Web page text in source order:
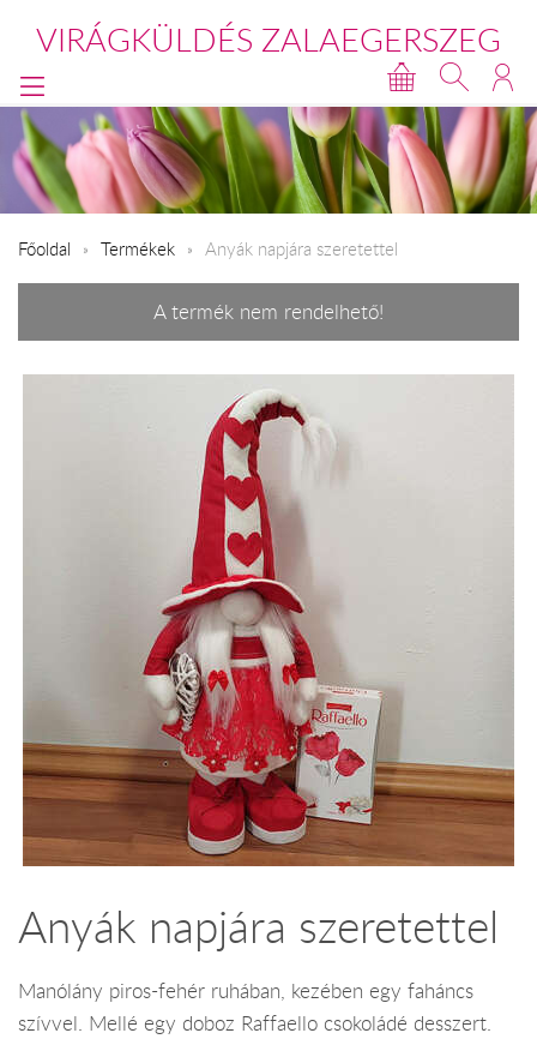
VIRÁGKÜLDÉS ZALAEGERSZEG
Főoldal Termékek Anyák napjára szeretettel
A termék nem rendelhető!
Anyák napjára szeretettel
Manólány piros-fehér ruhában, kezében egy faháncs
szívvel. Mellé egy doboz Raffaello csokoládé desszert.